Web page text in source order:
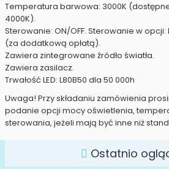
Temperatura barwowa: 3000K
4000K).
Sterowanie: ON/OFF. Sterowanie w opcji:
(za dodatkową opłatą).
Zawiera zintegrowane źródło światła.
Zawiera zasilacz.
Trwałość LED: L80B50 dla 50 000h
Uwaga! Przy składaniu zamówienia
podanie opcji mocy oświetlenia,
sterowania, jeżeli mają być inne niż
Ostatnio